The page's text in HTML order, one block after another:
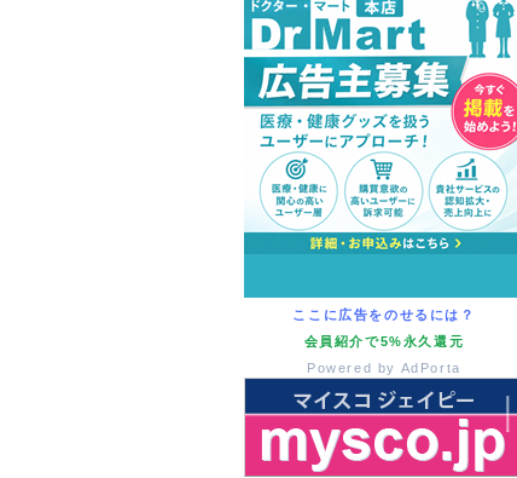
ここに広告をのせるには？
会員紹介で5%永久還元
Powered by AdPorta